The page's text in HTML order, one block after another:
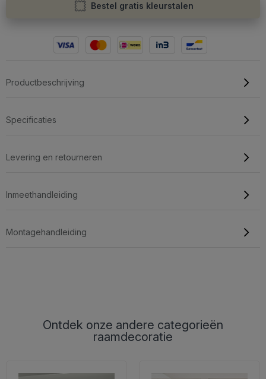
Bestel gratis kleurstalen
Productbeschrijving
Specificaties
Levering en retourneren
Inmeethandleiding
Montagehandleiding
Ontdek onze andere categorieën
raamdecoratie